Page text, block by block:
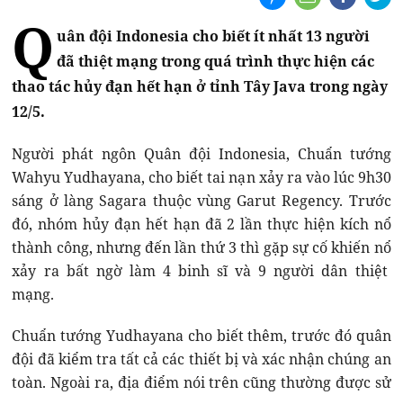
Q uân đội Indonesia cho biết ít nhất 13 người
đã thiệt mạng trong quá trình thực hiện các
thao tác hủy đạn hết hạn ở tỉnh Tây Java trong ngày
12/5.
Người phát ngôn Quân đội Indonesia, Chuẩn tướng
Wahyu Yudhayana, cho biết tai nạn xảy ra vào lúc 9h30
sáng ở làng Sagara thuộc vùng Garut Regency. Trước
đó, nhóm hủy đạn hết hạn đã 2 lần thực hiện kích nổ
thành công, nhưng đến lần thứ 3 thì gặp sự cố khiến nổ
xảy ra bất ngờ làm 4 binh sĩ và 9 người dân thiệt
mạng.
Chuẩn tướng Yudhayana cho biết thêm, trước đó quân
đội đã kiểm tra tất cả các thiết bị và xác nhận chúng an
toàn. Ngoài ra, địa điểm nói trên cũng thường được sử